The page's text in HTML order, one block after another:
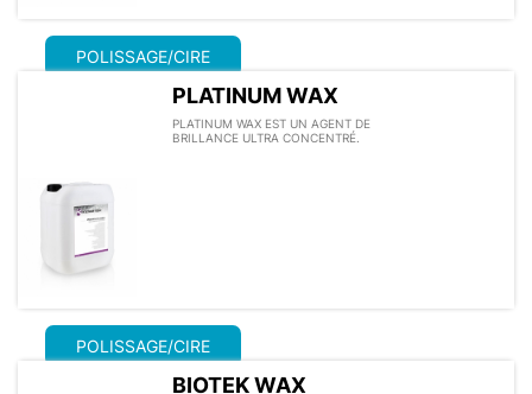
POLISSAGE/CIRE
PLATINUM WAX
PLATINUM WAX EST UN AGENT DE
BRILLANCE ULTRA CONCENTRÉ.
POLISSAGE/CIRE
BIOTEK WAX